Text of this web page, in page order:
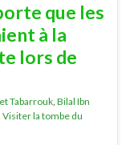
que les
à la
lors de
Tabarrouk, Bilal Ibn
Visiter la tombe du